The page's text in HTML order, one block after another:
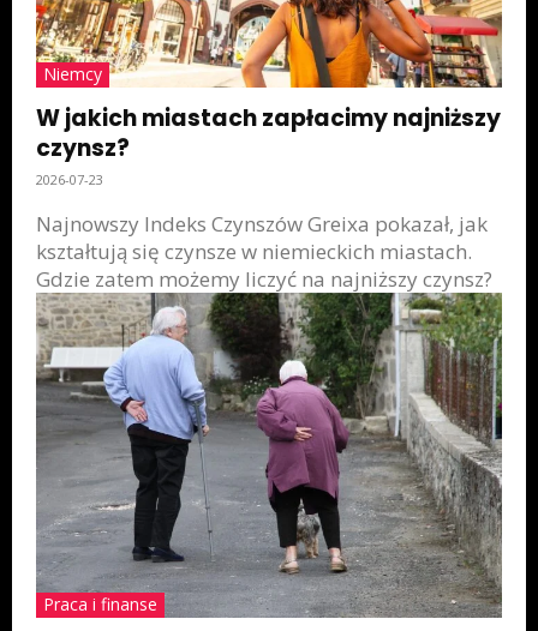
Niemcy
W jakich miastach zapłacimy najniższy
czynsz?
2026-07-23
Najnowszy Indeks Czynszów Greixa pokazał, jak
kształtują się czynsze w niemieckich miastach.
Gdzie zatem możemy liczyć na najniższy czynsz?
Praca i finanse